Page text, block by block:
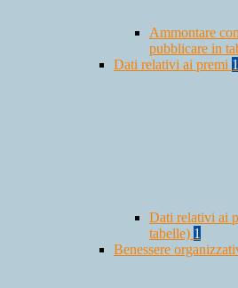
Ammontare
pubblicare in
Dati relativi ai premi 1
Dati relativi ai
tabelle) 1
Benessere